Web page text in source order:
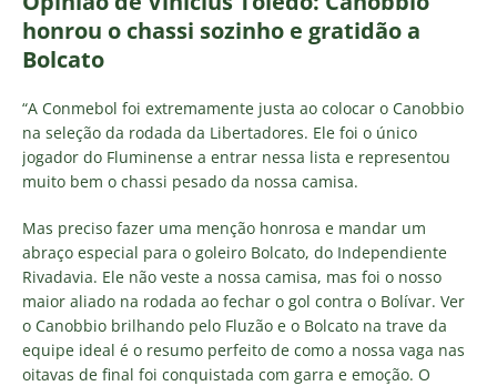
honrou o chassi sozinho e gratidão a
Bolcato
“A Conmebol foi extremamente justa ao colocar o Canobbio
na seleção da rodada da Libertadores. Ele foi o único
jogador do Fluminense a entrar nessa lista e representou
muito bem o chassi pesado da nossa camisa.
Mas preciso fazer uma menção honrosa e mandar um
abraço especial para o goleiro Bolcato, do Independiente
Rivadavia. Ele não veste a nossa camisa, mas foi o nosso
maior aliado na rodada ao fechar o gol contra o Bolívar. Ver
o Canobbio brilhando pelo Fluzão e o Bolcato na trave da
equipe ideal é o resumo perfeito de como a nossa vaga nas
oitavas de final foi conquistada com garra e emoção. O